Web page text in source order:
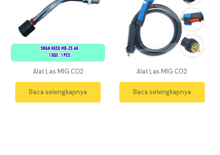
Alat Las MIG CO2
Baca selengkapnya
Alat Las MIG CO2
Baca selengkapnya